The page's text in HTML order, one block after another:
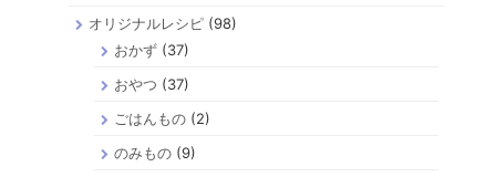
オリジナルレシピ (98)
おかず(37)
おやつ (37)
ごはんもの(2)
のみもの(9)